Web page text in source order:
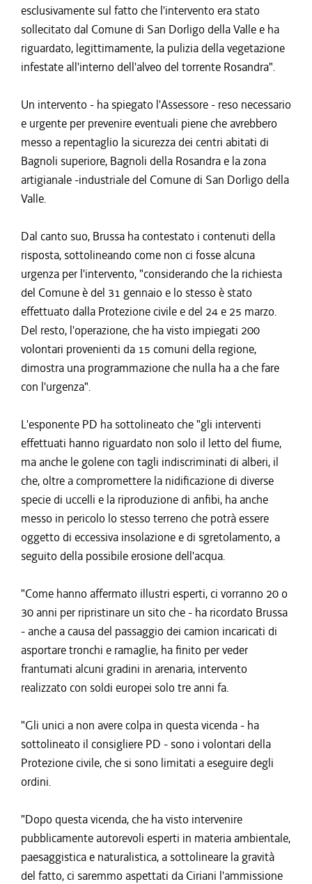
esclusivamente sul fatto che l'intervento era stato
sollecitato dal Comune di San Dorligo della Valle e ha
riguardato, legittimamente, la pulizia della vegetazione
infestate all'interno dell'alveo del torrente Rosandra".
Un intervento - ha spiegato l'Assessore - reso necessario
e urgente per prevenire eventuali piene che avrebbero
messo a repentaglio la sicurezza dei centri abitati di
Bagnoli superiore, Bagnoli della Rosandra e la zona
artigianale -industriale del Comune di San Dorligo della
Valle.
Dal canto suo, Brussa ha contestato i contenuti della
risposta, sottolineando come non ci fosse alcuna
urgenza per l'intervento, "considerando che la richiesta
del Comune è del 31 gennaio e lo stesso è stato
effettuato dalla Protezione civile e del 24 e 25 marzo.
Del resto, l'operazione, che ha visto impiegati 200
volontari provenienti da 15 comuni della regione,
dimostra una programmazione che nulla ha a che fare
con l'urgenza".
L'esponente PD ha sottolineato che "gli interventi
effettuati hanno riguardato non solo il letto del fiume,
ma anche le golene con tagli indiscriminati di alberi, il
che, oltre a compromettere la nidificazione di diverse
specie di uccelli e la riproduzione di anfibi, ha anche
messo in pericolo lo stesso terreno che potrà essere
oggetto di eccessiva insolazione e di sgretolamento, a
seguito della possibile erosione dell'acqua.
"Come hanno affermato illustri esperti, ci vorranno 20 o
30 anni per ripristinare un sito che - ha ricordato Brussa
- anche a causa del passaggio dei camion incaricati di
asportare tronchi e ramaglie, ha finito per veder
frantumati alcuni gradini in arenaria, intervento
realizzato con soldi europei solo tre anni fa.
"Gli unici a non avere colpa in questa vicenda - ha
sottolineato il consigliere PD - sono i volontari della
Protezione civile, che si sono limitati a eseguire degli
ordini.
"Dopo questa vicenda, che ha visto intervenire
pubblicamente autorevoli esperti in materia ambientale,
paesaggistica e naturalistica, a sottolineare la gravità
del fatto, ci saremmo aspettati da Ciriani l'ammissione